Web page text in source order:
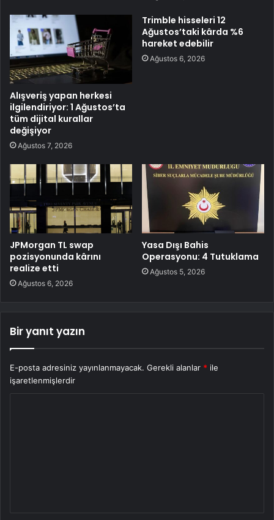
Alışveriş yapan herkesi
ilgilendiriyor: 1 Ağustos’ta
tüm dijital kurallar
değişiyor
Ağustos 7, 2026
Trimble hisseleri 12
Ağustos’taki kârda %6
hareket edebilir
Ağustos 6, 2026
JPMorgan TL swap
pozisyonunda kârını
realize etti
Ağustos 6, 2026
Yasa Dışı Bahis
Operasyonu: 4 Tutuklama
Ağustos 5, 2026
Bir yanıt yazın
E-posta adresiniz yayınlanmayacak. Gerekli alanlar * ile
işaretlenmişlerdir